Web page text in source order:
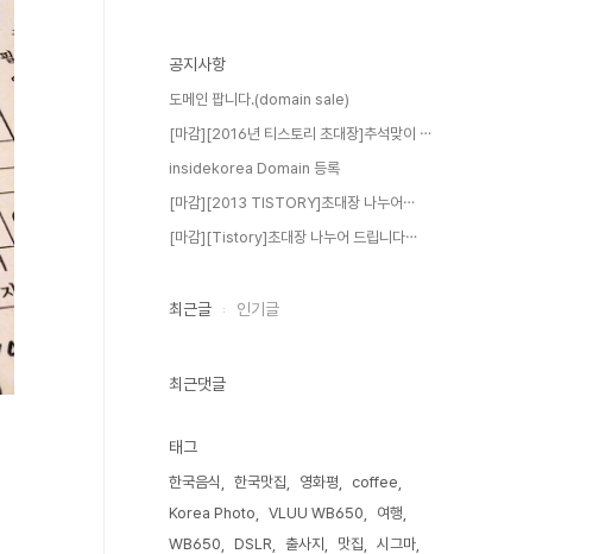
공지사항
도메인 팝니다.(domain sale)
[마감][2016년 티스토리 초대장]추석맞이 ⋯
insidekorea Domain 등록
[마감][2013 TISTORY]초대장 나누어⋯
[마감][Tistory]초대장 나누어 드립니다⋯
최근글 인기글
최근댓글
태그
한국음식 한국맛집 영화평
coffee
Korea Photo
VLUU WB650
여행
WB650
DSLR 출사지 맛집
시그마